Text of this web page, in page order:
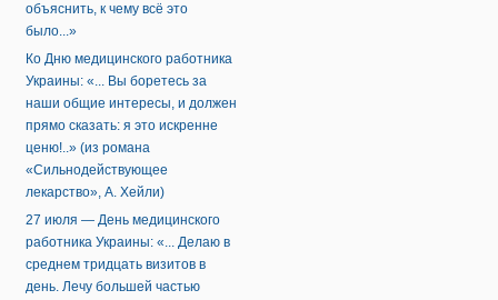
объяснить, к чему всё это
было...»
Ко Дню медицинского работника
Украины: «... Вы боретесь за
наши общие интересы, и должен
прямо сказать: я это искренне
ценю!..» (из романа
«Сильнодействующее
лекарство», А. Хейли)
27 июля — День медицинского
работника Украины: «... Делаю в
среднем тридцать визитов в
день. Лечу большей частью